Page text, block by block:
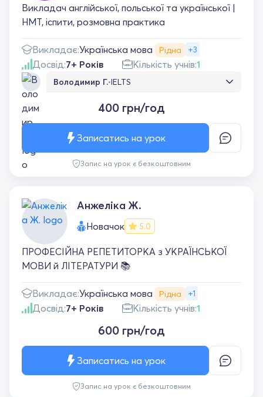
Викладач англійської, польської та української |
НМТ, іспити, розмовна практика
Викладає:Українська мова Рідна +3
Досвід:7+ Років Кількість учнів:1
Володимир Г.•IELTS
пояснюється доступно, цікаво та зрозуміло.
англійської стає кращим, а підготовка до
IELTS проходить легко й ефективно. Щиро
рекомендую всім, хто хоче досягти
хорошого результату!
400 грн/год
Запис на урок є безкоштовним
Записатись на урок
Анжеліка Ж.
Новачок 5.0
ПРОФЕСІЙНА РЕПЕТИТОРКА з УКРАЇНСЬКОЇ
МОВИ й ЛІТЕРАТУРИ 📚
Викладає:Українська мова Рідна +1
Досвід:7+ Років Кількість учнів:1
600 грн/год
Запис на урок є безкоштовним
Записатись на урок